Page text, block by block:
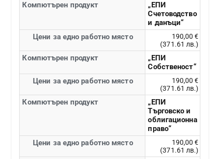
Компютърен продукт
„ЕПИ
Счетоводство
и данъци“
Цени за едно работно място
190,00 €
(371.61 лв.)
Компютърен продукт
„ЕПИ
Собственост“
Цени за едно работно място
190,00 €
(371.61 лв.)
Компютърен продукт
„ЕПИ
Търговско и
облигационна
право“
Цени за едно работно място
190,00 €
(371.61 лв.)